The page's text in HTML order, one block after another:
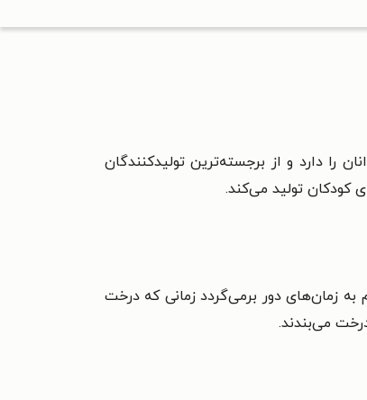
کودکان و نوجوانان را دارد و از برجسته‌ترین تولیدکنندگان
کودکان تولید می‌کند.
زمان‌های دور برمی‌گردد زمانی که درخت
می‌بندند.